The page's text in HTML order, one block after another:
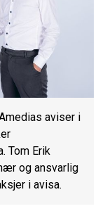
aviser i
Tom Erik
og ansvarlig
i avisa.